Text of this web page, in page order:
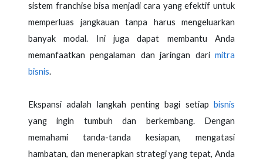
sistem franchise bisa menjadi cara yang efektif untuk
memperluas jangkauan tanpa harus mengeluarkan
banyak modal. Ini juga dapat membantu Anda
memanfaatkan pengalaman dan jaringan dari mitra
bisnis.
Ekspansi adalah langkah penting bagi setiap bisnis
yang ingin tumbuh dan berkembang. Dengan
memahami tanda-tanda kesiapan, mengatasi
hambatan, dan menerapkan strategi yang tepat, Anda